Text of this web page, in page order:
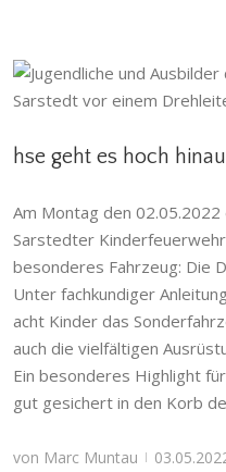
Für die Feuerfüchse geht
hse geht es hoch
Am Montag den
Sarstedter Kinderfeuerwehr
besonderes Fahrzeug: Die
Unter fachkundiger
acht Kinder das
auch die vielfältigen
Ein besonderes Highlight
gut gesichert in den Korb
von Marc Muntau |